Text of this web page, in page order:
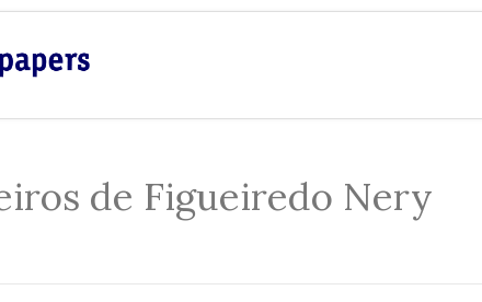
de Figueiredo Nery